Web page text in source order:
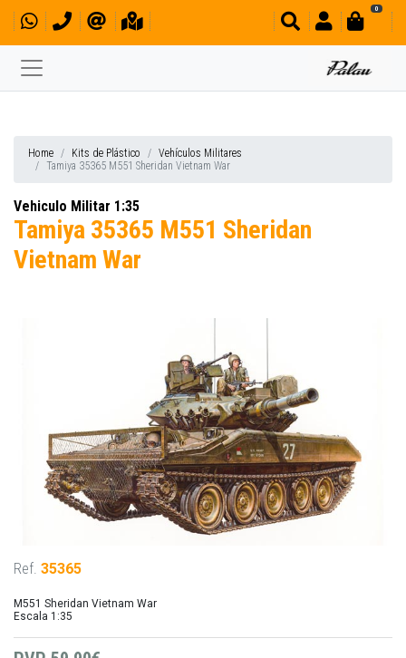
0
Home Kits de Plástico
Vehículos Militares
Tamiya 35365 M551 Sheridan Vietnam War
Vehiculo Militar 1:35
Tamiya 35365 M551 Sheridan
Vietnam War
Ref. 35365
M551 Sheridan Vietnam War
Escala 1:35